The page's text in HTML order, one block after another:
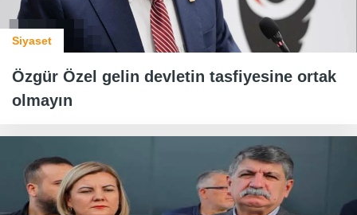
Siyaset
Özgür Özel gelin devletin tasfiyesine ortak
olmayın